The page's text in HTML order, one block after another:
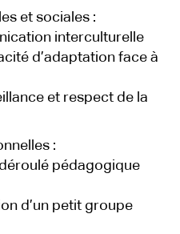
et sociales :
interculturelle
d’adaptation face à
et respect de la
:
pédagogique
d’un petit groupe